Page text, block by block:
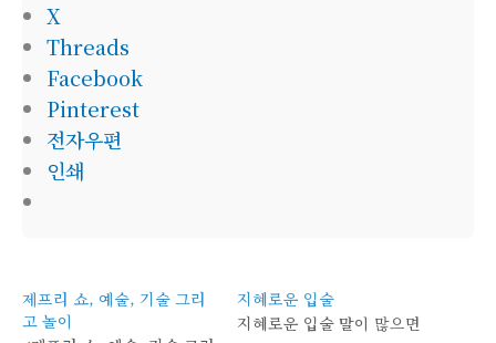
X
Threads
Facebook
Pinterest
전자우편
인쇄
제프리 쇼, 예술, 기술 그리
고 놀이
지혜로운 입술
지혜로운 입술 말이 많으면